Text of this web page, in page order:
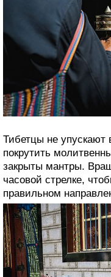
Тибетцы не
покрутить
закрыты мантры.
часовой стрелке,
правильном